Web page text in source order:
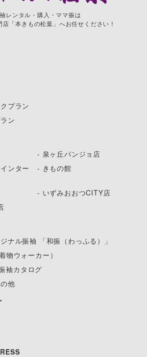
レンタル・購入・ママ振は
店「本きもの松葉」へお任せください！
プラン
ン
- 泉ヶ丘パンジョ店
ンター
- きもの館
- いずみおおつCITY店
ナル振袖 「和振（わっふる）」
ウォーカー）
袖カタログ
他